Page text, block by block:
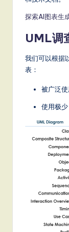
探索AI图表生
UML调
我们可以根据
表：
被广泛
使用极